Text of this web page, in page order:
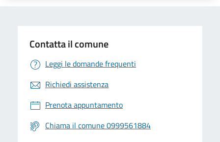
Contatta il comune
Leggi le domande frequenti
Richiedi assistenza
Prenota appuntamento
Chiama il comune 0999561884